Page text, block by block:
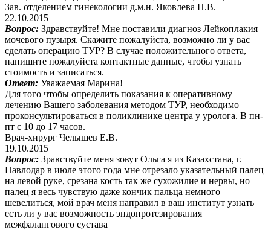
Зав. отделением гинекологии д.м.н. Яковлева Н.В.
22.10.2015
Вопрос: Здравствуйте! Мне поставили диагноз Лейкоплакия
мочевого пузыря. Скажите пожалуйста, возможно ли у вас
сделать операцию ТУР? В случае положительного ответа,
напишите пожалуйста контактные данные, чтобы узнать
стоимость и записаться.
Ответ: Уважаемая Марина!
Для того чтобы определить показания к оперативному
лечению Вашего заболевания методом ТУР, необходимо
проконсультироваться в поликлинике центра у уролога. В пн-
пт с 10 до 17 часов.
Врач-хирург Челышев Е.В.
19.10.2015
Вопрос: Зравствуйте меня зовут Ольга я из Казахстана, г.
Павлодар в июле этого года мне отрезало указательный палец
на левой руке, срезана кость так же сухожилие и нервы, но
палец я весь чувствую даже кончик пальца немного
шевелиться, мой врач меня направил в ваш институт узнать
есть ли у вас возможность эндопротезирования
межфалангового сустава